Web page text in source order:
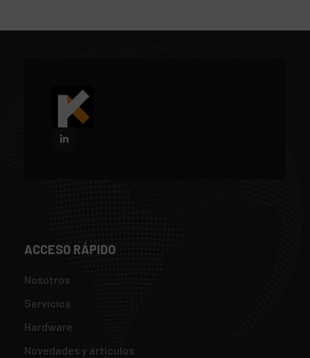
ACCESO RÁPIDO
Nosotros
Servicios
Hardware
Novedades y artículos